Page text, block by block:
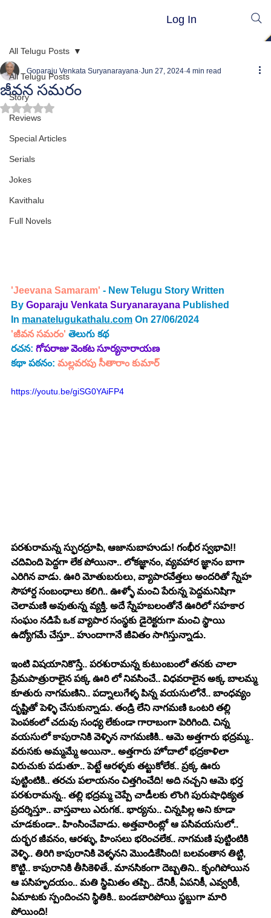
Log In
All Telugu Posts
Story
Reviews
Special Articles
Serials
Jokes
Kavithalu
Full Novels
All Telugu Posts
జీవన సమరం
Goparaju Venkata Suryanarayana Jun 27, 2024 4 min read
Rated NaN out of 5 stars.
'Jeevana Samaram' - New Telugu Story Written
By Goparaju Venkata Suryanarayana Published
In manatelugukathalu.com On 27/06/2024
'జీవన సమరం' తెలుగు కథ
రచన: గోపరాజు వెంకట సూర్యనారాయణ
కథా పఠనం: మల్లవరపు సీతారాం కుమార్
https://youtu.be/giSG0YAiFP4
పరశురామన్న స్ఫురద్రూపి, ఆజానుబాహుడు! గంభీర స్వభావి!!
చదివింది పెద్దగా లేక పోయినా.. లోకజ్ఞానం, వ్యవహార జ్ఞానం బాగా
ఎరిగిన వాడు. ఊరి మోతుబరులు, వ్యాపారవేత్తలు అందరితో స్నేహ
సౌహార్ద సంబంధాలు కలిగి.. ఊళ్ళో మంచి పేరున్న పెద్దమనిషిగా
చెలామణి అవుతున్న వ్యక్తి. అదే స్నేహబలంతోనే ఊరిలో సహకార
సంఘం నడిపే ఒక వ్యాపార సంస్థకు డైరెక్టరుగా మంచి స్థాయి
ఉద్యోగమే చేస్తూ.. హుందాగానే జీవితం సాగిస్తున్నాడు.
ఇంటి విషయానికొస్తే.. పరశురామన్న కుటుంబంలో తనకు చాలా
ప్రేమపాత్రురాలైన పక్క ఊరి లో నివసించే.. విధవరాలైన అక్క బాలమ్మ
కూతురు నాగమణిని.. పద్నాలుగేళ్ళ పిన్న వయసులోనే.. బాంధవ్యం
దృష్టితో పెళ్ళి చేసుకున్నాడు. తండ్రి లేని నాగమణి ఒంటరి తల్లి
పెంపకంలో చదువు సంధ్య లేకుండా గారాబంగా పెరిగింది. చిన్న
వయసులో కాపురానికి వెళ్ళిన నాగమణికి.. ఆమె అత్తగారు భద్రమ్మ..
వరుసకు అమ్మమ్మే అయినా.. అత్తగారు హోదాలో భద్రకాళిలా
విరుచుకు పడుతూ.. పెట్టే ఆరళ్ళకు తట్టుకోలేక.. ప్రక్క ఊరు
పుట్టింటికి.. తరచు పలాయనం చిత్తగించేది! అది నచ్చని ఆమె భర్త
పరశురామన్న.. తల్లి భద్రమ్మ చెప్పే చాడీలకు లొంగి పురుషాధిక్యత
ప్రదర్శిస్తూ.. వాస్తవాలు ఎరుగక.. భార్యను.. చిన్నపిల్ల అని కూడా
చూడకుండా.. హింసించేవాడు. అత్తవారింట్లో ఆ పసివయసులో..
దుర్భర జీవనం, ఆరళ్ళు, హింసలు భరించలేక.. నాగమణి పుట్టింటికి
వెళ్ళి.. తిరిగి కాపురానికి వెళ్ళనని మొండికేసింది! బలవంతాన తిట్టి,
కొట్టి.. కాపురానికి తీసికెళితే.. మానసికంగా దెబ్బతిని.. కృంగిపోయిన
ఆ పసిహృదయం.. మతి స్థిమితం తప్పి.. దేనికీ, ఏపనికీ, ఎవ్వరికీ,
ఏమాటకు స్పందించని స్థితికి.. బండబారిపోయి స్థబ్దుగా మారి
పోయింది!